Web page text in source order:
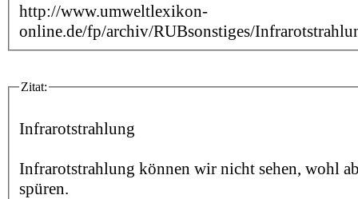
http://www.umweltlexikon-
online.de/fp/archiv/RUBsonstiges/
Zitat:
Infrarotstrahlung
Infrarotstrahlung können wir nicht sehen, wohl
spüren.